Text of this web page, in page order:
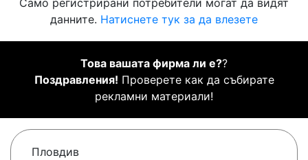
Само регистрирани потребители могат да видят
данните. Натиснете тук за да влезете
Това вашата фирма ли е??
Поздравления! Проверете как да събирате
рекламни материали!
Пловдив